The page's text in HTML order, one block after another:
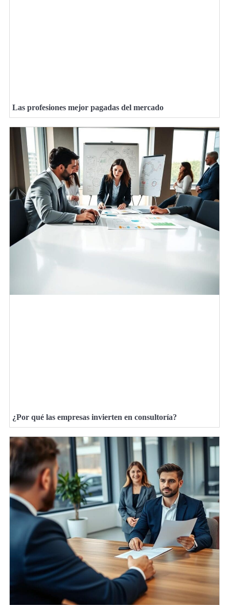
Las profesiones mejor pagadas del mercado
¿Por qué las empresas invierten en consultoría?